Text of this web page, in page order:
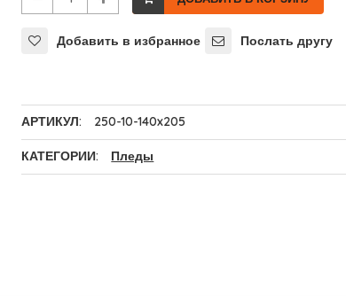
Добавить в избранное Послать другу
АРТИКУЛ: 250-10-140x205
КАТЕГОРИИ: Пледы